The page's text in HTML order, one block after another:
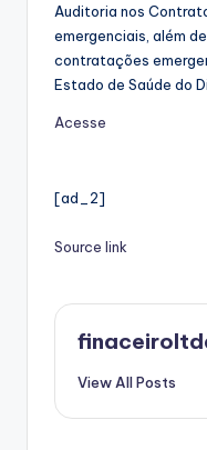
Auditoria nos
emergenciais, além
contratações
Estado de Saúde do
Acesse
[ad_2]
Source link
View All Posts